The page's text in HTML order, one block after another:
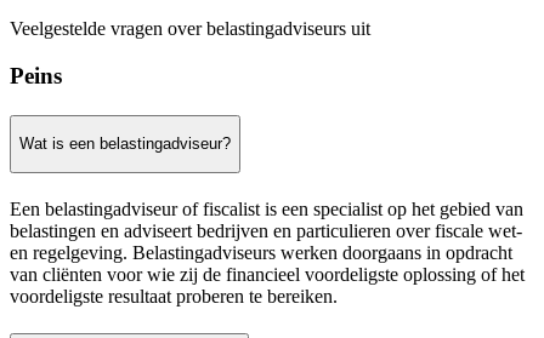
Veelgestelde vragen over belastingadviseurs uit
Peins
Wat is een belastingadviseur?
Een belastingadviseur of fiscalist is een specialist op het gebied van
belastingen en adviseert bedrijven en particulieren over fiscale wet-
en regelgeving. Belastingadviseurs werken doorgaans in opdracht
van cliënten voor wie zij de financieel voordeligste oplossing of het
voordeligste resultaat proberen te bereiken.